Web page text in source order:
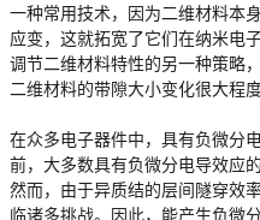
一种常用技术，因为二维材料本
应变，这就拓宽了它们在纳米电
调节二维材料特性的另一种策略
二维材料的带隙大小变化很大程
在众多电子器件中，具有负微分
前，大多数具有负微分电导效应
然而，由于异质结的层间隧穿效
临诸多挑战。因此，能产生负微